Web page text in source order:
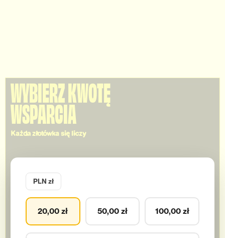
WYBIERZ KWOTĘ
WSPARCIA
Każda złotówka się liczy
PLN zł
20,00 zł 50,00 zł 100,00 zł